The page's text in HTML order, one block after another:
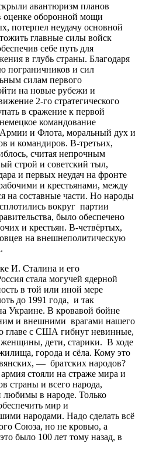
авантюризм планов
оценке оборонной мощи
потерпел неудачу основной
главные силы войск
себе путь для
в глубь страны. Благодаря
пограничников и сил
силам первого
на новые рубежи и
2-го стратегического
в сражение к первой
командование
и Флота, моральный дух и
и командиров. В-третьих,
считая непрочным
строй и советский тыл,
и первых неудач на фронте
и крестьянами, между
на составные части. Но народы
вокруг партии
было обеспечено
и крестьян. В-четвёртых,
на внешнеполитическую
И. Сталина и его
стала могучей ядерной
в той или иной мере
до 1991 года, и так
Украине. В кровавой бойне
и внешними врагами нашего
главе с США гибнут невинные,
дети, старики. В ходе
города и сёла. Кому это
— братских народов?
стояли на страже мира и
страны и всего народа,
в народе. Только
мир и
народами. Надо сделать всё
Союза, но не кровью, а
было 100 лет тому назад, в